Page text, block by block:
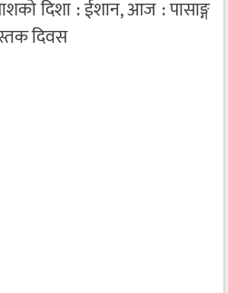
दिशा : ईशान, आज : पासाङ्ग
दिवस